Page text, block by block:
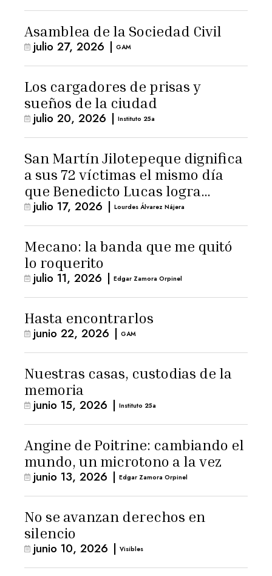
Asamblea de la Sociedad Civil
julio 27, 2026 | GAM
Los cargadores de prisas y
sueños de la ciudad
julio 20, 2026 | Instituto 25a
San Martín Jilotepeque dignifica
a sus 72 víctimas el mismo día
que Benedicto Lucas logra
arresto domiciliario
julio 17, 2026 | Lourdes Álvarez Nájera
Mecano: la banda que me quitó
lo roquerito
julio 11, 2026 | Edgar Zamora Orpinel
Hasta encontrarlos
junio 22, 2026 | GAM
Nuestras casas, custodias de la
memoria
junio 15, 2026 | Instituto 25a
Angine de Poitrine: cambiando el
mundo, un microtono a la vez
junio 13, 2026 | Edgar Zamora Orpinel
No se avanzan derechos en
silencio
junio 10, 2026 | Visibles